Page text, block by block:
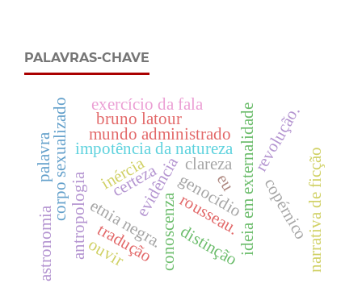
PALAVRAS-CHAVE
conoscenza
etnia negra.
evidência
impotência da natureza ideia em externalidade
mundo administrado
corpo sexualizado genocídio
antropologiatradução
bruno latour
exercício da fala
distinção
palavra revolução.
astronomia copérnico
rousseau.
clareza
certeza
inércia
ouvir
eu narrativa de ficção